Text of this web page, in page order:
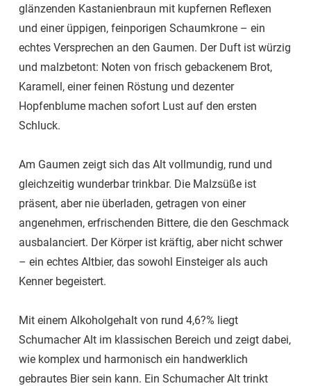
glänzenden Kastanienbraun mit kupfernen Reflexen
und einer üppigen, feinporigen Schaumkrone – ein
echtes Versprechen an den Gaumen. Der Duft ist würzig
und malzbetont: Noten von frisch gebackenem Brot,
Karamell, einer feinen Röstung und dezenter
Hopfenblume machen sofort Lust auf den ersten
Schluck.
Am Gaumen zeigt sich das Alt vollmundig, rund und
gleichzeitig wunderbar trinkbar. Die Malzsüße ist
präsent, aber nie überladen, getragen von einer
angenehmen, erfrischenden Bittere, die den Geschmack
ausbalanciert. Der Körper ist kräftig, aber nicht schwer
– ein echtes Altbier, das sowohl Einsteiger als auch
Kenner begeistert.
Mit einem Alkoholgehalt von rund 4,6?% liegt
Schumacher Alt im klassischen Bereich und zeigt dabei,
wie komplex und harmonisch ein handwerklich
gebrautes Bier sein kann. Ein Schumacher Alt trinkt